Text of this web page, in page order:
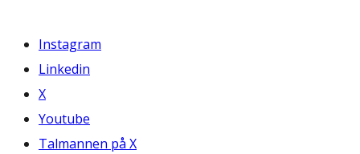
Instagram
Linkedin
X
Youtube
Talmannen på X